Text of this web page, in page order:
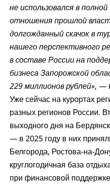
не использовался в
отношения прошлой
долгожданный скачок в
нашего перспективного
в составе России на
бизнеса Запорожской
229 миллионов рублей», —
Уже сейчас на курортах
разных регионов России.
выходного дня на
— в 2025 году в них
Белгорода, Ростова-на-
круглогодичная база
при финансовой